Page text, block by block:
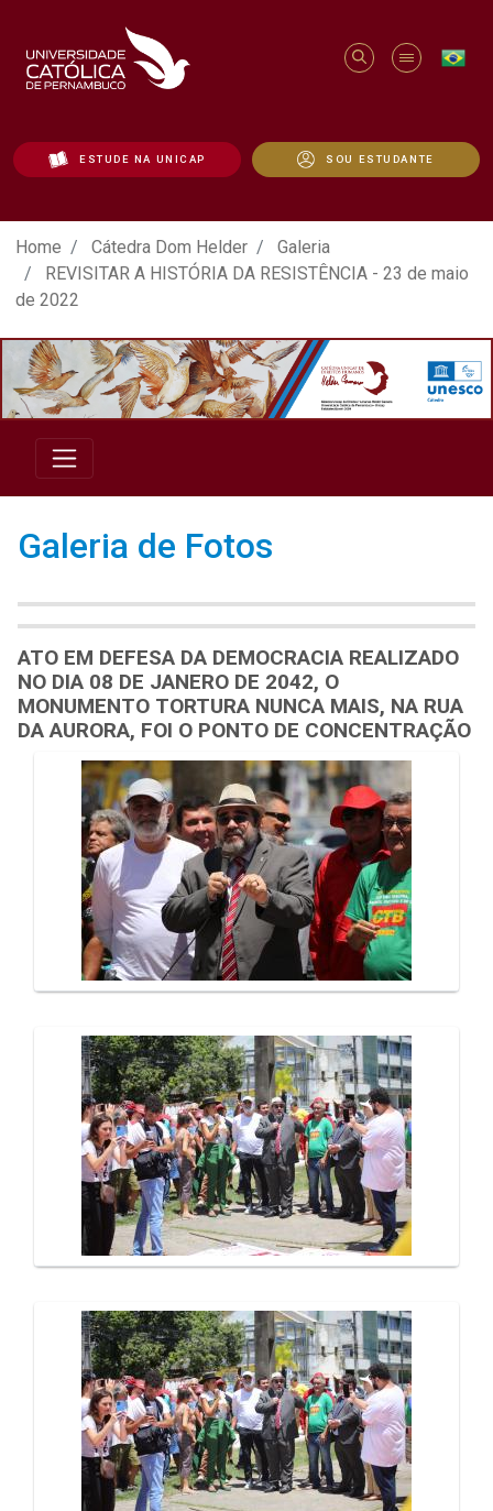
ESTUDE NA UNICAP SOU ESTUDANTE
ATO EM DEFESA DA DEMOCRACIA
Home Cátedra Dom Helder
Galeria
REVISITAR A HISTÓRIA DA RESISTÊNCIA - 23 de maio
de 2022
Galeria de Fotos
ATO EM DEFESA DA DEMOCRACIA REALIZADO
NO DIA 08 DE JANERO DE 2042, O
MONUMENTO TORTURA NUNCA MAIS, NA RUA
DA AURORA, FOI O PONTO DE CONCENTRAÇÃO
Galeria de Mídias